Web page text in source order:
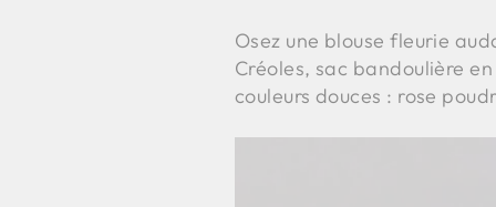
Osez une blouse fleurie
Créoles, sac bandoulière
couleurs douces : rose